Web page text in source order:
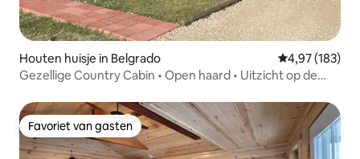
Houten huisje in Belgrado Gemiddelde
4,97 (183)
Gezellige Country Cabin • Open haard • Uitzicht op de
Favoriet van gasten
Favoriet van gasten